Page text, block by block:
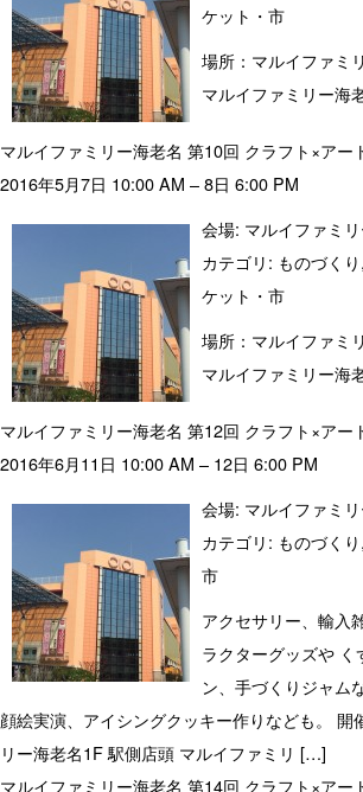
ケット・市
場所：マルイファミ
マルイファミリー海
マルイファミリー海老名 第10回 クラフト×アー
2016年5月7日 10:00 AM –8日 6:00 PM
会場: マルイファミ
カテゴリ: ものづくり,
ケット・市
場所：マルイファミ
マルイファミリー海
マルイファミリー海老名 第12回 クラフト×アー
2016年6月11日 10:00 AM – 12日 6:00 PM
会場: マルイファミ
カテゴリ: ものづくり,
市
アクセサリー、輸入
ラクターグッズや
ン、手づくりジャム
顔絵実演、アイシングクッキー作りなども。 開
リー海老名1F 駅側店頭 マルイファミリ […]
マルイファミリー海老名 第14回 クラフト×アー